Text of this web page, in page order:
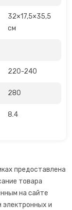
32×17,5×35,5
см
220-240
280
8.4
предоставлена
товара
на сайте
электронных и